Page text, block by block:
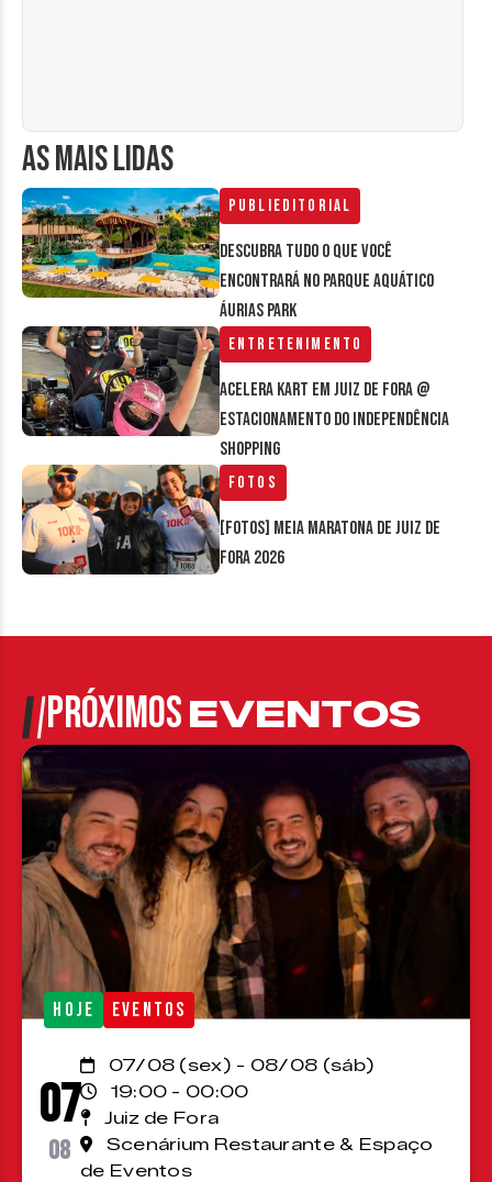
AS MAIS LIDAS
Publieditorial
Descubra tudo o que você
encontrará no parque aquático
Áurias Park
Entretenimento
Acelera Kart em Juiz de Fora @
estacionamento do Independência
Shopping
Fotos
[FOTOS] Meia Maratona de Juiz de
Fora 2026
PRÓXIMOSEVENTOS
HOJE EVENTOS
07
08
07/08 (sex) - 08/08 (sáb)
19:00 - 00:00
Juiz de Fora
Scenárium Restaurante & Espaço
de Eventos